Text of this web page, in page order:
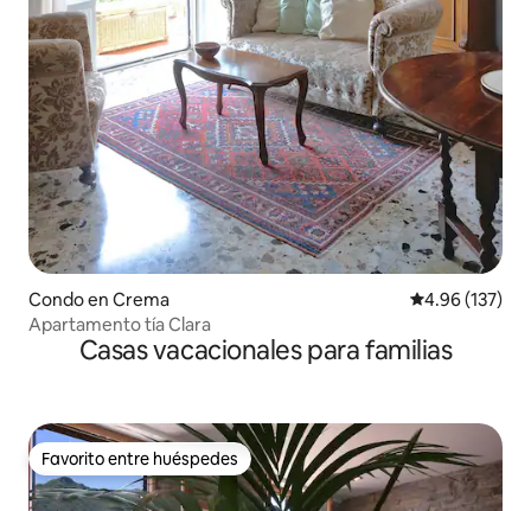
Condo en Crema Calificación
4.96 (137)
Apartamento tía Clara
Casas vacacionales para familias
Favorito entre huéspedes
Favorito entre huéspedes